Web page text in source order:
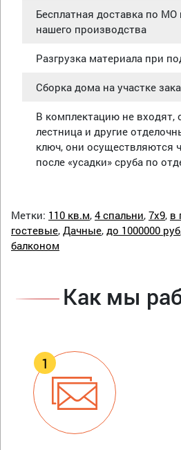
Бесплатная доставка по МО
нашего производства
Разгрузка материала при
Сборка дома на участке
В комплектацию не входят,
лестница и другие
ключ, они осуществляются
после «усадки» сруба по
Метки: 110 кв.м, 4 спальни, 7х9, в
гостевые, Дачные, до 1000000 руб
балконом
Как мы